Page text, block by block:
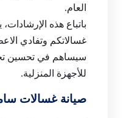
العام.
باتباع هذه
غسالاتكم وتفادي
سيساهم في تحسين
للأجهزة المنزلية.
صيانة غسالات